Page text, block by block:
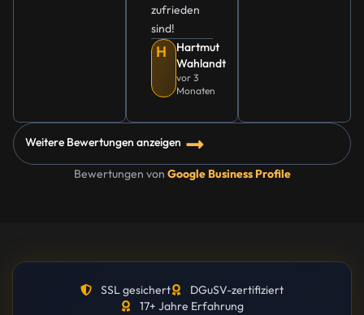
zufrieden
sind!
H
Hartmut
Wahlandt
vor 3
Monaten
Weitere Bewertungen anzeigen
Bewertungen von Google Business Profile
SSL gesichert
DGuSV-zertifiziert
17+ Jahre Erfahrung